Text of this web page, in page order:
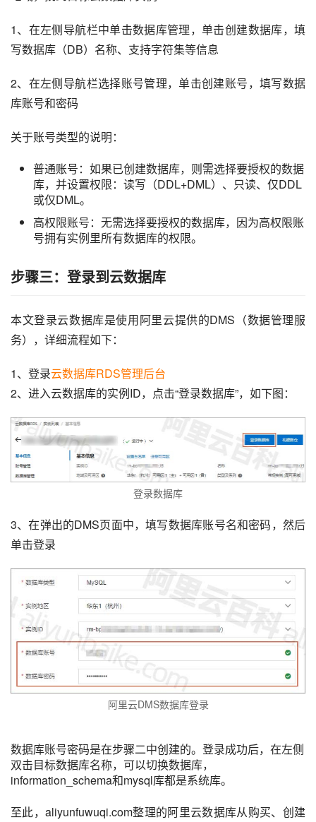
1、在左侧导航栏中单击数据库管理，单击创建数据库，填
写数据库（DB）名称、支持字符集等信息
2、在左侧导航栏选择账号管理，单击创建账号，填写数据
库账号和密码
关于账号类型的说明：
普通账号：如果已创建数据库，则需选择要授权的数据
库，并设置权限：读写（DDL+DML）、只读、仅DDL
或仅DML。
高权限账号：无需选择要授权的数据库，因为高权限账
号拥有实例里所有数据库的权限。
步骤三：登录到云数据库
本文登录云数据库是使用阿里云提供的DMS（数据管理服
务），详细流程如下：
1、登录云数据库RDS管理后台
2、进入云数据库的实例ID，点击“登录数据库”，如下图：
登录数据库
3、在弹出的DMS页面中，填写数据库账号名和密码，然后
单击登录
阿里云DMS数据库登录
数据库账号密码是在步骤二中创建的。登录成功后，在左侧
双击目标数据库名称，可以切换数据库，
information_schema和mysql库都是系统库。
至此，aliyunfuwuqi.com整理的阿里云数据库从购买、创建